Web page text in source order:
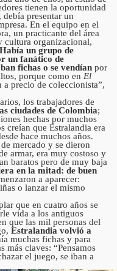
tienen la oportunidad
presentar un
En el equipo en el
un practicante del área
cultura organizacional,
Había un grupo de
un fanático de
fichas o se vendían por
porque como en El
a precio de coleccionista”,
los trabajadores de
ciudades de Colombia;
hechas por muchos
creían que Estralandia era
hace muchos años.
mercado y se dieron
armar, era muy costoso y
baratos pero de muy baja
en la mitad: de buen
a aparecer:
o lanzar el mismo
que en cuatro años se
vida a los antiguos
que las mil personas del
Estralandia volvió a
muchas fichas y para
más claves: “Pensamos
el juego, se iban a